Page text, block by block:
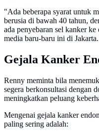
"Ada beberapa syarat untuk
berusia di bawah 40 tahun,
ada penyebaran sel kanker
media baru-baru ini di Jakarta.
Gejala Kanker
Renny meminta bila
segera berkonsultasi dengan
meningkatkan peluang
Mengenai gejala kanker
paling sering adalah: